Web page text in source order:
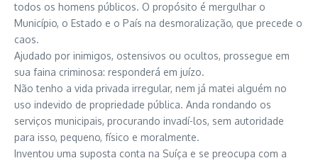
todos os homens públicos. O propósito é mergulhar o
Município, o Estado e o País na desmoralização, que precede o
caos.
Ajudado por inimigos, ostensivos ou ocultos, prossegue em
sua faina criminosa: responderá em juízo.
Não tenho a vida privada irregular, nem já matei alguém no
uso indevido de propriedade pública. Anda rondando os
serviços municipais, procurando invadí-los, sem autoridade
para isso, pequeno, físico e moralmente.
Inventou uma suposta conta na Suíça e se preocupa com a